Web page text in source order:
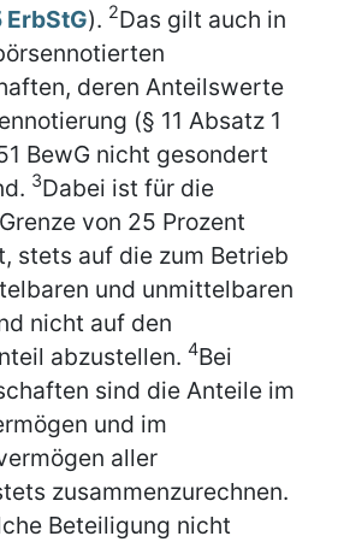
ErbStG). 2Das gilt auch in
deren Anteilswerte
(§ 11 Absatz 1
BewG nicht gesondert
3Dabei ist für die
von 25 Prozent
stets auf die zum Betrieb
und unmittelbaren
nicht auf den
abzustellen. 4Bei
sind die Anteile im
und im
aller
zusammenzurechnen.
Beteiligung nicht